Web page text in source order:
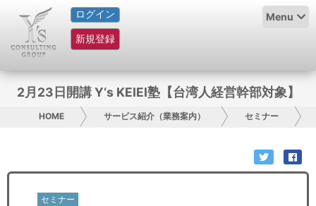
ログイン
新規登録
Menu
HOME
サービス紹介
グループ概要
2月23日開講 Y‘s KEIEI塾【台湾人経営幹部対象】
HOME サービス紹介（業務案内） セミナー
セミナー